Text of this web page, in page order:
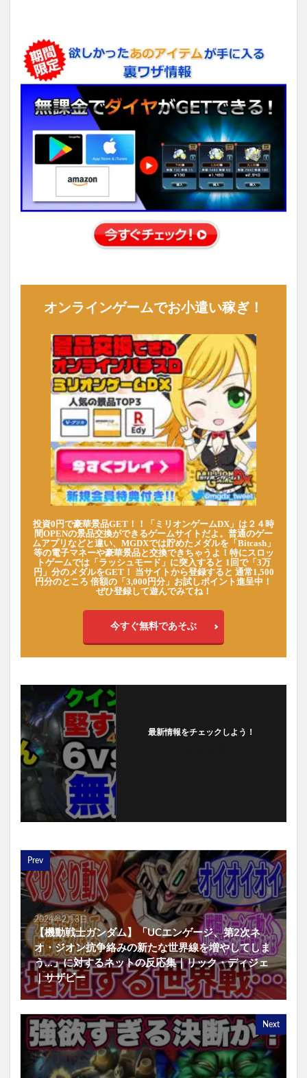
オンラインゲームでお小遣い稼ぎ！
投資0円で豪華景品GET！！「ミリオンゲームDX」は２４時
間OPENの景品交換ができるゲームサイトだよ。普通のゲー
ムアプリなどと違い、MGDXでは貯めたメダルを「Bitcash」
等の電子マネーや豪華景品と交換できちゃうよ！特にスロッ
トゲームでは「ラッシュモード」に突入すると 1回で「3万
円」分のメダルをGET！ 当サイトから登録すると 通常1,500
円分のところ 倍額の「3,000円分」お試しポイント進呈中！
ぜひ登録して遊んでみてね！
今すぐ無料であそぶ
最新情報をチェックしよう！
Prev
2024年2月3日
【機動戦士ガンダム】「UCエンゲージ、第2次ネ
オ・ジオン抗争絡みの新たな世界線を増やしてしま
う…」に対するネットの反応集｜リック・ディジェ
｜サザビー
Next